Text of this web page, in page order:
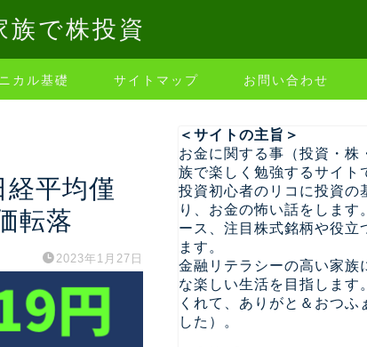
で株投資
カル基礎 サイトマップ お問い合わせ
経平均僅
転落
2023年1月27日
＜サイトの主旨＞
お金に関する事（投資・株
族で楽しく勉強するサイト
投資初心者のリコに投資の
り、お金の怖い話をします
ース、注目株式銘柄や役立
ます。
金融リテラシーの高い家族
な楽しい生活を目指します
くれて、ありがと＆おつふ
した）。